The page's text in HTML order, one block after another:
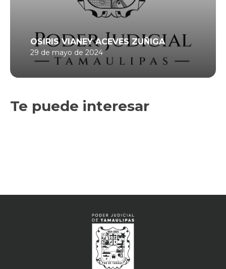
OSIRIS VIANEY ACEVES ZUÑIGA
29 de mayo de 2024
Te puede interesar